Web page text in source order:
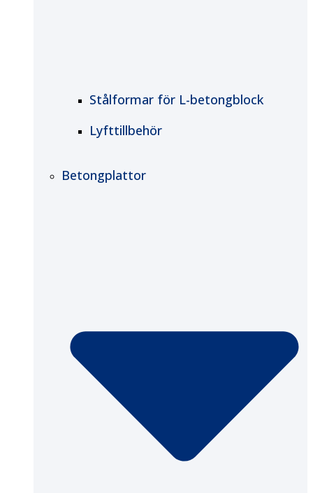
Stålformar för L-betongblock
Lyfttillbehör
Betongplattor